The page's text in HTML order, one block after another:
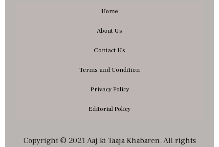
Home
About Us
Contact Us
Terms and Condition
Privacy Policy
Editorial Policy
Copyright © 2021 Aaj ki Taaja Khabaren. All rights